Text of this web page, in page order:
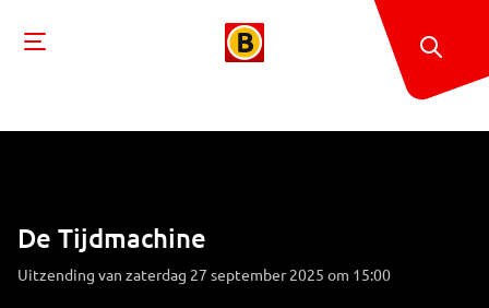
De Tijdmachine
Uitzending van zaterdag 27 september 2025 om 15:00